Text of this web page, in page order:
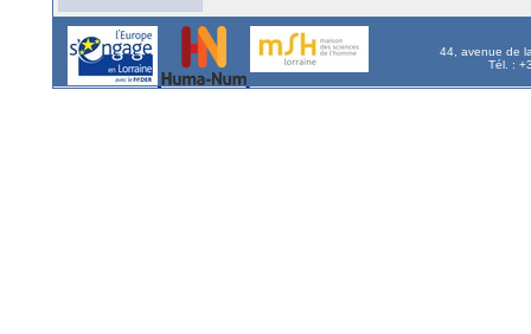
44, avenue de
Tél. :